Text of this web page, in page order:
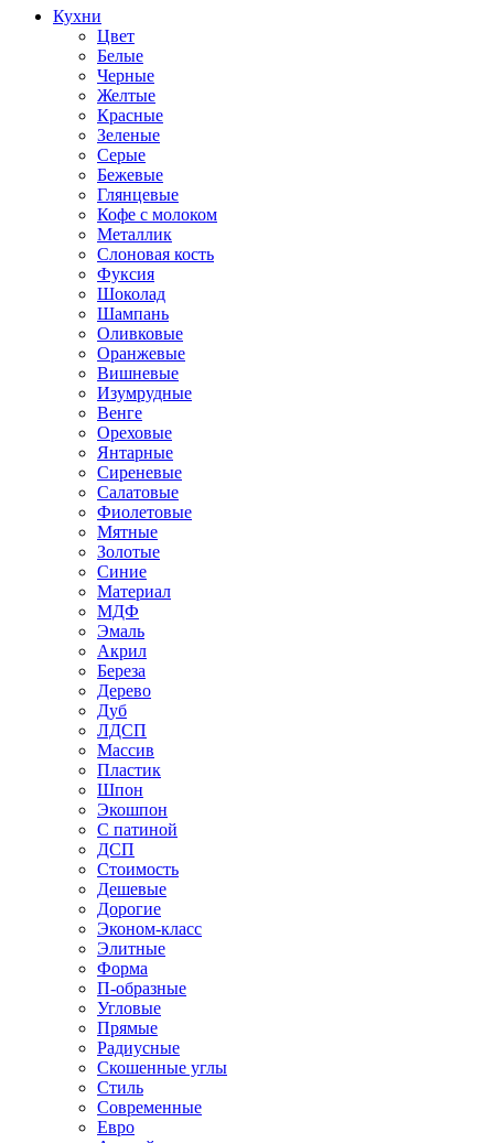
Кухни
Цвет
Белые
Черные
Желтые
Красные
Зеленые
Серые
Бежевые
Глянцевые
Кофе с молоком
Металлик
Слоновая кость
Фуксия
Шоколад
Шампань
Оливковые
Оранжевые
Вишневые
Изумрудные
Венге
Ореховые
Янтарные
Сиреневые
Салатовые
Фиолетовые
Мятные
Золотые
Синие
Материал
МДФ
Эмаль
Акрил
Береза
Дерево
Дуб
ЛДСП
Массив
Пластик
Шпон
Экошпон
С патиной
ДСП
Стоимость
Дешевые
Дорогие
Эконом-класс
Элитные
Форма
П-образные
Угловые
Прямые
Радиусные
Скошенные углы
Стиль
Современные
Евро